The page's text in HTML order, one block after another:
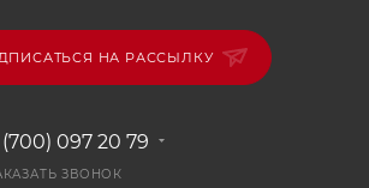
НА РАССЫЛКУ
097 20 79
ЗВОНОК